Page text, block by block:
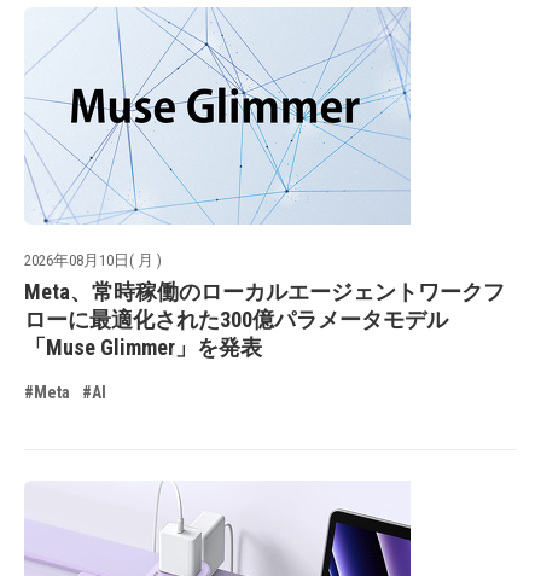
2026年08月10日( 月 )
Meta、常時稼働のローカルエージェントワークフ
ローに最適化された300億パラメータモデル
「Muse Glimmer」を発表
#Meta #AI